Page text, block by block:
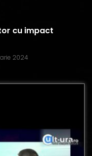
cu impact
2024